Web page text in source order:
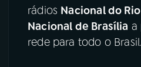
rádios Nacional do
Nacional de Brasília a
rede para todo o Brasil.